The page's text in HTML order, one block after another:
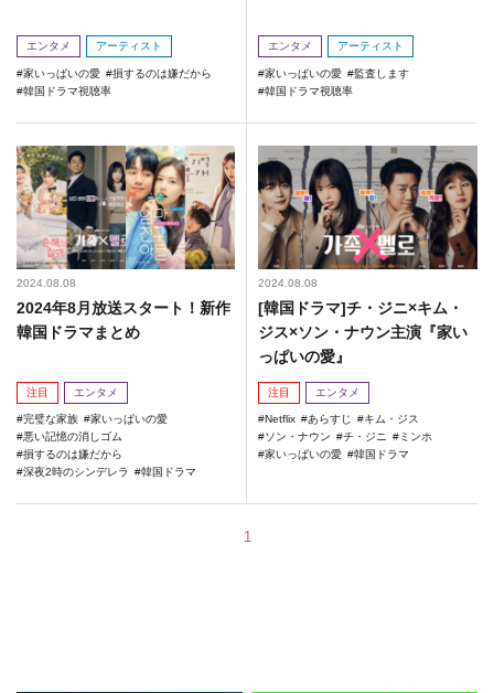
エンタメ アーティスト
家いっぱいの愛
損するのは嫌だから
韓国ドラマ視聴率
エンタメ アーティスト
家いっぱいの愛
監査します
韓国ドラマ視聴率
2024.08.08
2024年8月放送スタート！新作
韓国ドラマまとめ
注目 エンタメ
完璧な家族
家いっぱいの愛
悪い記憶の消しゴム
損するのは嫌だから
深夜2時のシンデレラ
韓国ドラマ
2024.08.08
[韓国ドラマ]チ・ジニ×キム・
ジス×ソン・ナウン主演『家い
っぱいの愛』
注目 エンタメ
Netflix あらすじ
キム・ジス
ソン・ナウン
チ・ジニ
ミンホ
家いっぱいの愛
韓国ドラマ
1